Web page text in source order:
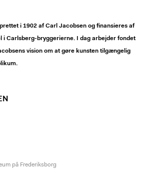
i 1902 af Carl Jacobsen og finansieres af
i Carlsberg-bryggerierne. I dag arbejder fondet
vision om at gøre kunsten tilgængelig
på Frederiksborg